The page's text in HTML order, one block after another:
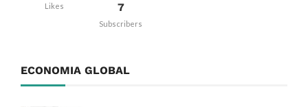
Likes 7
Subscribers
ECONOMIA GLOBAL